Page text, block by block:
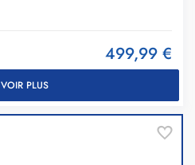
499,99 €
VOIR PLUS